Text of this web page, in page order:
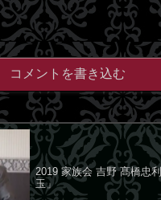
コメントを書き込む
2019 家族会 吉野 髙橋忠
玉」